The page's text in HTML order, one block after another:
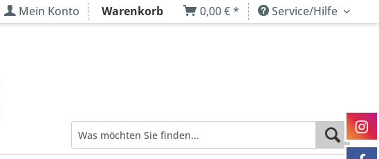
Mein Konto Warenkorb 0,00 € * Service/Hilfe